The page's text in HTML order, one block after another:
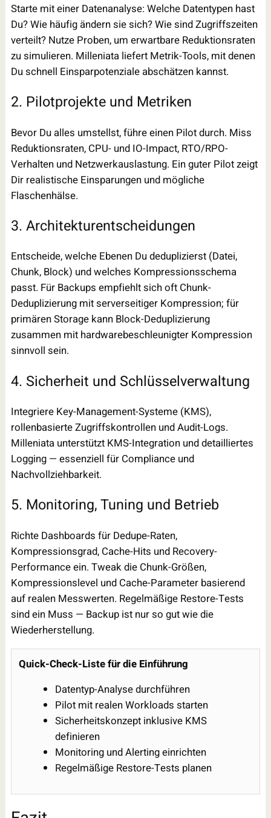
Starte mit einer Datenanalyse: Welche Datentypen hast
Du? Wie häufig ändern sie sich? Wie sind Zugriffszeiten
verteilt? Nutze Proben, um erwartbare Reduktionsraten
zu simulieren. Milleniata liefert Metrik-Tools, mit denen
Du schnell Einsparpotenziale abschätzen kannst.
2. Pilotprojekte und Metriken
Bevor Du alles umstellst, führe einen Pilot durch. Miss
Reduktionsraten, CPU- und IO-Impact, RTO/RPO-
Verhalten und Netzwerkauslastung. Ein guter Pilot zeigt
Dir realistische Einsparungen und mögliche
Flaschenhälse.
3. Architekturentscheidungen
Entscheide, welche Ebenen Du deduplizierst (Datei,
Chunk, Block) und welches Kompressionsschema
passt. Für Backups empfiehlt sich oft Chunk-
Deduplizierung mit serverseitiger Kompression; für
primären Storage kann Block-Deduplizierung
zusammen mit hardwarebeschleunigter Kompression
sinnvoll sein.
4. Sicherheit und Schlüsselverwaltung
Integriere Key-Management-Systeme (KMS),
rollenbasierte Zugriffskontrollen und Audit-Logs.
Milleniata unterstützt KMS-Integration und detailliertes
Logging — essenziell für Compliance und
Nachvollziehbarkeit.
5. Monitoring, Tuning und Betrieb
Richte Dashboards für Dedupe-Raten,
Kompressionsgrad, Cache-Hits und Recovery-
Performance ein. Tweak die Chunk-Größen,
Kompressionslevel und Cache-Parameter basierend
auf realen Messwerten. Regelmäßige Restore-Tests
sind ein Muss — Backup ist nur so gut wie die
Wiederherstellung.
Quick-Check-Liste für die Einführung
Datentyp-Analyse durchführen
Pilot mit realen Workloads starten
Sicherheitskonzept inklusive KMS
definieren
Monitoring und Alerting einrichten
Regelmäßige Restore-Tests planen